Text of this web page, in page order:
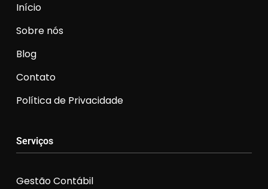
Início
Sobre nós
Blog
Contato
Política de Privacidade
Serviços
Gestão Contábil